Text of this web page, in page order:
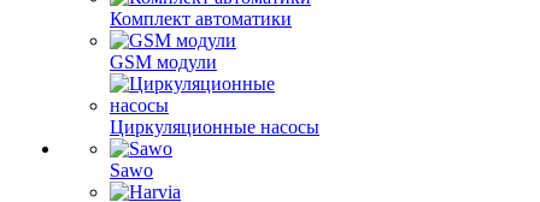
Комплект автоматики
GSM модули
Циркуляционные насосы
Sawo